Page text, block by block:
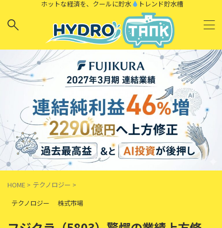
ホットな経済を、クールに貯水 トレンド貯水槽
HOME > テクノロジー >
テクノロジー
株式市場